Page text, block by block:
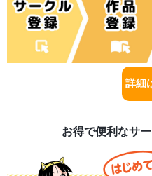
詳細
お得で便利なサ